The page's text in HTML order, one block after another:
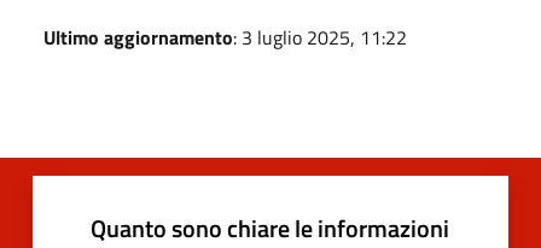
Ultimo aggiornamento: 3 luglio 2025, 11:22
Quanto sono chiare le informazioni